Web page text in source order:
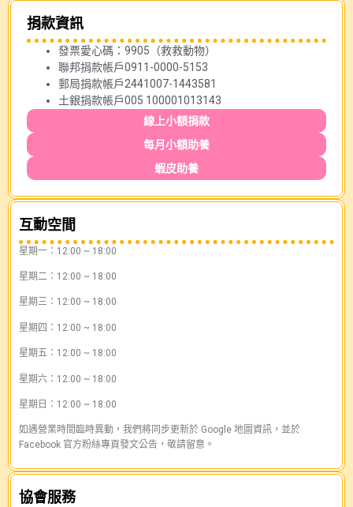
捐款資訊
發票愛心碼：9905（救救動物）
聯邦捐款帳戶0911-0000-5153
郵局捐款帳戶2441007-1443581
土銀捐款帳戶005 100001013143
線上小額捐款
每月小額助養
蝦皮助養
互動空間
星期一：12:00 ~ 18:00
星期二：12:00 ~ 18:00
星期三：12:00 ~ 18:00
星期四：12:00 ~ 18:00
星期五：12:00 ~ 18:00
星期六：12:00 ~ 18:00
星期日：12:00 ~ 18:00
如遇營業時間臨時異動，我們將同步更新於 Google 地圖資訊，並於
Facebook 官方粉絲專頁發文公告，敬請留意。
協會服務